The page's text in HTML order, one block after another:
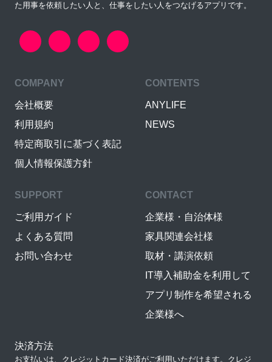
た用事を依頼したい人と、仕事をしたい人をつなげるアプリです。
COMPANY
会社概要
利用規約
特定商取引に基づく表記
個人情報保護方針
CONTENTS
ANYLIFE
NEWS
SUPPORT
ご利用ガイド
よくある質問
お問い合わせ
CONTACT
企業様・自治体様
家具関連会社様
取材・講演依頼
IT導入補助金を利用して
アプリ制作を希望される
企業様へ
決済方法
お支払いは、クレジットカード決済がご利用いただけます。クレジ